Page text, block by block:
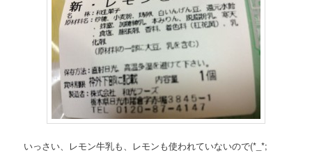
いっさい、レモン牛乳も、レモンも使われていないので(*_*;